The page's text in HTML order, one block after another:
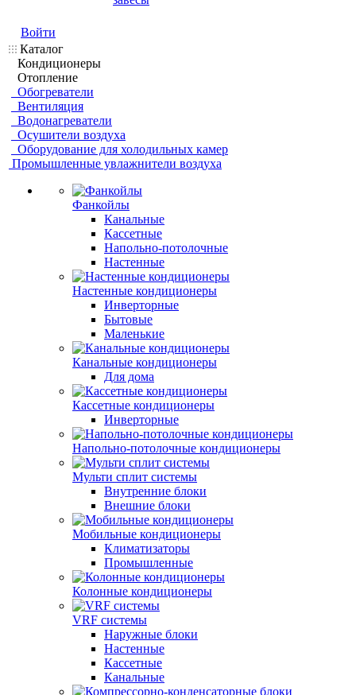
Войти
Каталог
Кондиционеры
Отопление
Обогреватели
Вентиляция
Водонагреватели
Осушители воздуха
Оборудование для холодильных камер
Промышленные увлажнители воздуха
Фанкойлы
Канальные
Кассетные
Напольно-потолочные
Настенные
Настенные кондиционеры
Инверторные
Бытовые
Маленькие
Канальные кондиционеры
Для дома
Кассетные кондиционеры
Инверторные
Напольно-потолочные кондиционеры
Мульти сплит системы
Внутренние блоки
Внешние блоки
Мобильные кондиционеры
Климатизаторы
Промышленные
Колонные кондиционеры
VRF системы
Наружные блоки
Настенные
Кассетные
Канальные